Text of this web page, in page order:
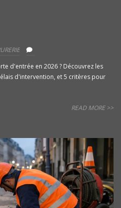
d'entrée en 2026 ? Découvrez les
d'intervention, et 5 critères pour
READ MORE >>